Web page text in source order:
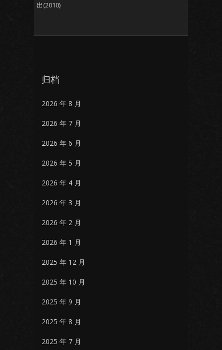
出(2010)
归档
2026 年 8 月
2026 年 7 月
2026 年 6 月
2026 年 5 月
2026 年 4 月
2026 年 3 月
2026 年 2 月
2026 年 1 月
2025 年 12 月
2025 年 10 月
2025 年 9 月
2025 年 8 月
2025 年 7 月